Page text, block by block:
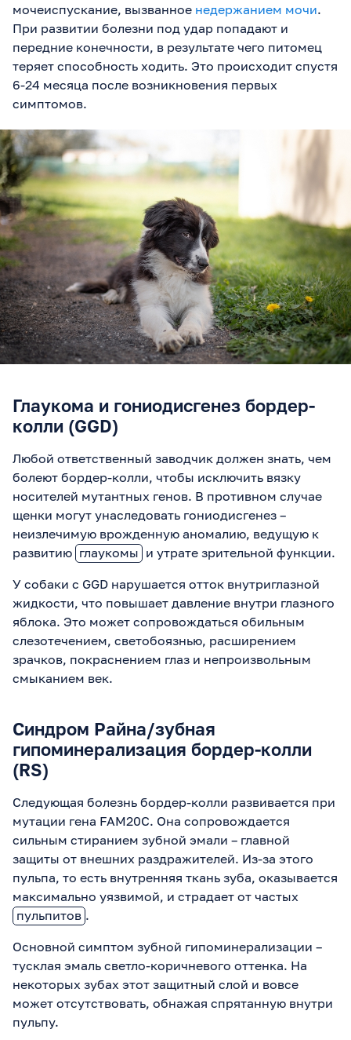
мочеиспускание, вызванное недержанием мочи.
При развитии болезни под удар попадают и
передние конечности, в результате чего питомец
теряет способность ходить. Это происходит спустя
6-24 месяца после возникновения первых
симптомов.
Глаукома и гониодисгенез бордер-
колли (GGD)
Любой ответственный заводчик должен знать, чем
болеют бордер-колли, чтобы исключить вязку
носителей мутантных генов. В противном случае
щенки могут унаследовать гониодисгенез –
неизлечимую врожденную аномалию, ведущую к
развитию глаукомы и утрате зрительной функции.
У собаки с GGD нарушается отток внутриглазной
жидкости, что повышает давление внутри глазного
яблока. Это может сопровождаться обильным
слезотечением, светобоязнью, расширением
зрачков, покраснением глаз и непроизвольным
смыканием век.
Синдром Райна/зубная
гипоминерализация бордер-колли
(RS)
Следующая болезнь бордер-колли развивается при
мутации гена FAM20C. Она сопровождается
сильным стиранием зубной эмали – главной
защиты от внешних раздражителей. Из-за этого
пульпа, то есть внутренняя ткань зуба, оказывается
максимально уязвимой, и страдает от частых
пульпитов .
Основной симптом зубной гипоминерализации –
тусклая эмаль светло-коричневого оттенка. На
некоторых зубах этот защитный слой и вовсе
может отсутствовать, обнажая спрятанную внутри
пульпу.